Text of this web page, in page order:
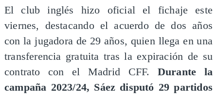
El club inglés hizo oficial el fichaje este
viernes, destacando el acuerdo de dos años
con la jugadora de 29 años, quien llega en una
transferencia gratuita tras la expiración de su
contrato con el Madrid CFF. Durante la
campaña 2023/24, Sáez disputó 29 partidos